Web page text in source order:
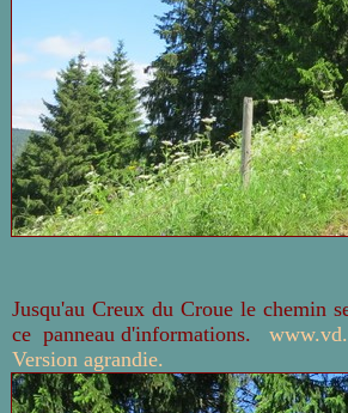
Jusqu'au Creux du Croue le chemin
ce panneau d'informations.
Version agrandie.